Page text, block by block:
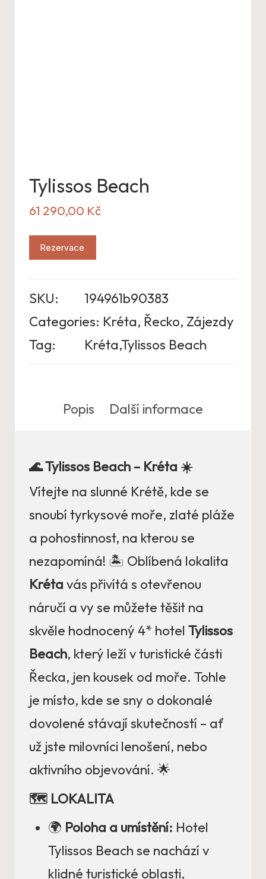
Tylissos Beach
61 290,00 Kč
Rezervace
SKU:
194961b90383
Categories: Kréta, Řecko, Zájezdy
Tag:
Kréta,Tylissos Beach
Popis Další informace
🌊 Tylissos Beach – Kréta ☀️
Vítejte na slunné Krétě, kde se
snoubí tyrkysové moře, zlaté pláže
a pohostinnost, na kterou se
nezapomíná! 🏝️ Oblíbená lokalita
Kréta vás přivítá s otevřenou
náručí a vy se můžete těšit na
skvěle hodnocený 4* hotel Tylissos
Beach, který leží v turistické části
Řecka, jen kousek od moře. Tohle
je místo, kde se sny o dokonalé
dovolené stávají skutečností – ať
už jste milovníci lenošení, nebo
aktivního objevování. 🌟
🗺️ LOKALITA
🌍 Poloha a umístění: Hotel
Tylissos Beach se nachází v
klidné turistické oblasti,